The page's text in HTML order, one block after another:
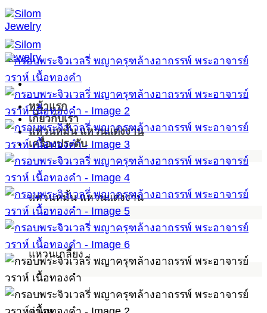
ข้าม
ไป
ยัง
เนื้อหา
หน้าแรก
เกี่ยวกับเรา
แหวนหมั้น แหวนแต่งงาน
เครื่องประดับ
แหวนหมั้น แหวนแต่งงาน
แหวนเกลี้ยง